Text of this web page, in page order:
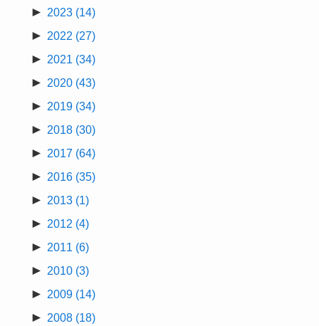
► 2023 (14)
► 2022 (27)
► 2021 (34)
► 2020 (43)
► 2019 (34)
► 2018 (30)
► 2017 (64)
► 2016 (35)
► 2013 (1)
► 2012 (4)
► 2011 (6)
► 2010 (3)
► 2009 (14)
► 2008 (18)